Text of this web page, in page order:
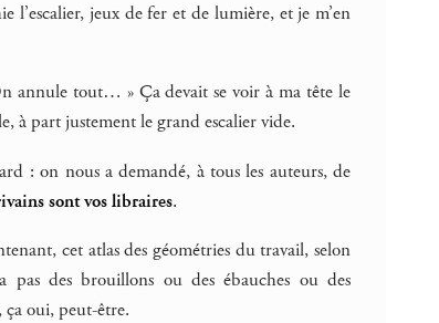
jeux de fer et de lumière, et je m’en
annule tout… » Ça devait se voir à ma tête le
à part justement le grand escalier vide.
: on nous a demandé, à tous les auteurs, de
sont vos libraires.
cet atlas des géométries du travail, selon
des brouillons ou des ébauches ou des
ça oui, peut-être.